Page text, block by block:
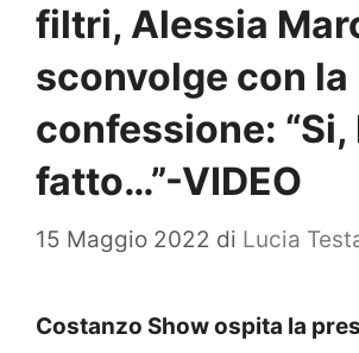
filtri, Alessia
sconvolge con la
confessione: “Si,
fatto…”-VIDEO
15 Maggio 2022 di Lucia
Costanzo Show ospita la